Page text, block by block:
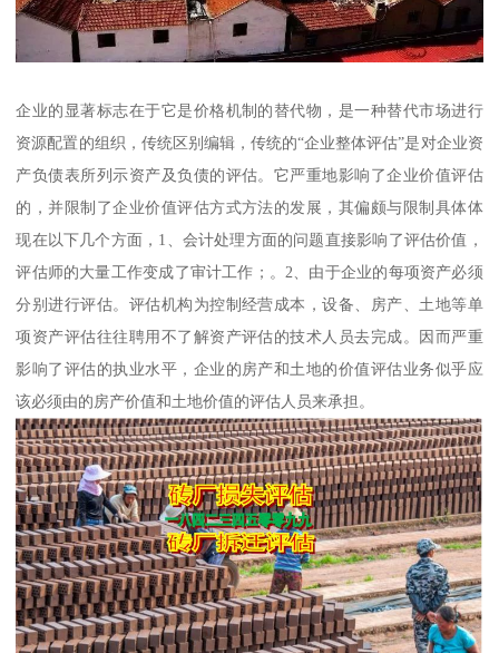
企业的显著标志在于它是价格机制的替代物，是一种替代市场进行
资源配置的组织，传统区别编辑，传统的“企业整体评估”是对企业资
产负债表所列示资产及负债的评估。它严重地影响了企业价值评估
的，并限制了企业价值评估方式方法的发展，其偏颇与限制具体体
现在以下几个方面，1、会计处理方面的问题直接影响了评估价值，
评估师的大量工作变成了审计工作；。2、由于企业的每项资产必须
分别进行评估。评估机构为控制经营成本，设备、房产、土地等单
项资产评估往往聘用不了解资产评估的技术人员去完成。因而严重
影响了评估的执业水平，企业的房产和土地的价值评估业务似乎应
该必须由的房产价值和土地价值的评估人员来承担。